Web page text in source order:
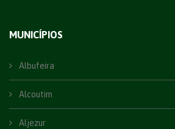
MUNICÍPIOS
Albufeira
Alcoutim
Aljezur